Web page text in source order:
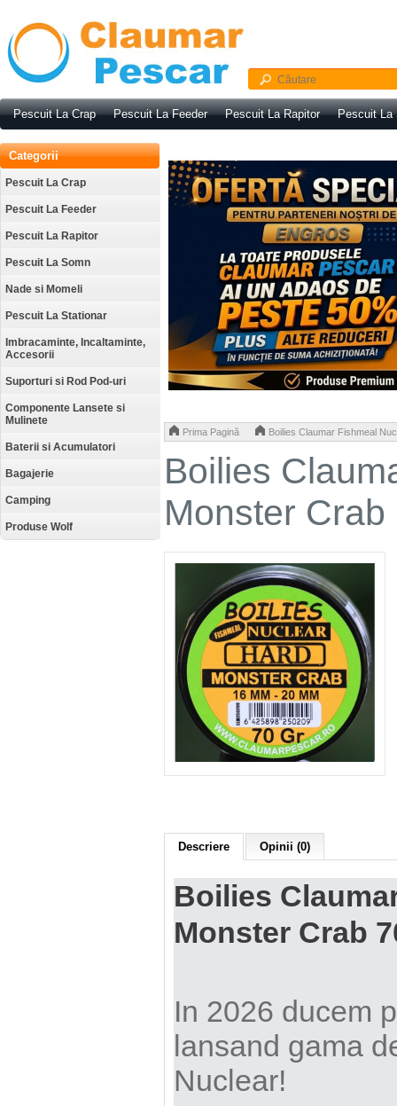
Pescuit La Crap Pescuit La Feeder Pescuit La Rapitor Pescuit La
Categorii
Pescuit La Crap
Pescuit La Feeder
Pescuit La Rapitor
Pescuit La Somn
Nade si Momeli
Pescuit La Stationar
Imbracaminte, Incaltaminte,
Accesorii
Suporturi si Rod Pod-uri
Componente Lansete si
Mulinete
Baterii si Acumulatori
Bagajerie
Camping
Produse Wolf
Prima Pagină Boilies Claumar Fishmeal
Boilies
Monster
Descriere Opinii (0)
Boilies
Monster Crab
In 2026 ducem
lansand gama
Nuclear!